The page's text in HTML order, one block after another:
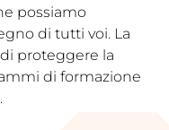
possiamo
di tutti voi. La
proteggere la
di formazione